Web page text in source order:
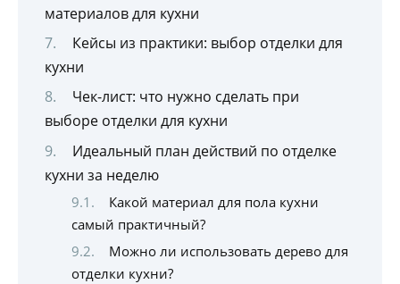
материалов для кухни
Кейсы из практики: выбор отделки для
кухни
Чек-лист: что нужно сделать при
выборе отделки для кухни
Идеальный план действий по отделке
кухни за неделю
Какой материал для пола кухни
самый практичный?
Можно ли использовать дерево для
отделки кухни?